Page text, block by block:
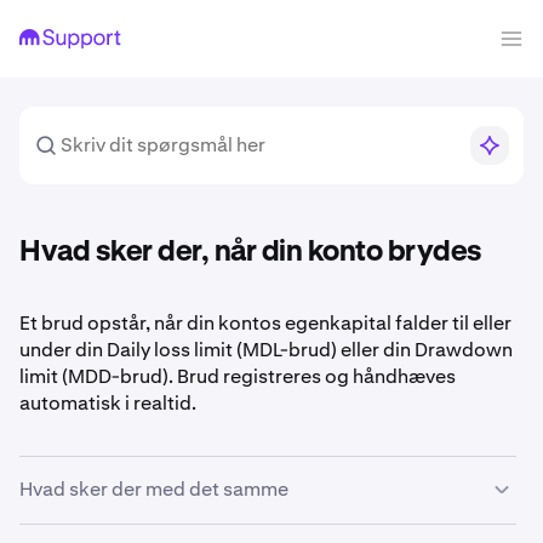
Hvad sker der, når din konto brydes
Et brud opstår, når din kontos egenkapital falder til eller
under din Daily loss limit (MDL-brud) eller din Drawdown
limit (MDD-brud). Brud registreres og håndhæves
automatisk i realtid.
Hvad sker der med det samme